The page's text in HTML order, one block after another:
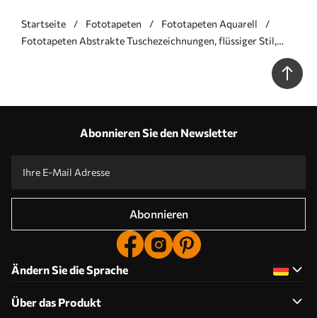
Startseite Fototapeten
Fototapeten Aquarell
Fototapeten Abstrakte Tuschezeichnungen, flüssiger Stil,
Abonnieren Sie den Newsletter
Abonnieren
Ändern Sie die Sprache
Über das Produkt